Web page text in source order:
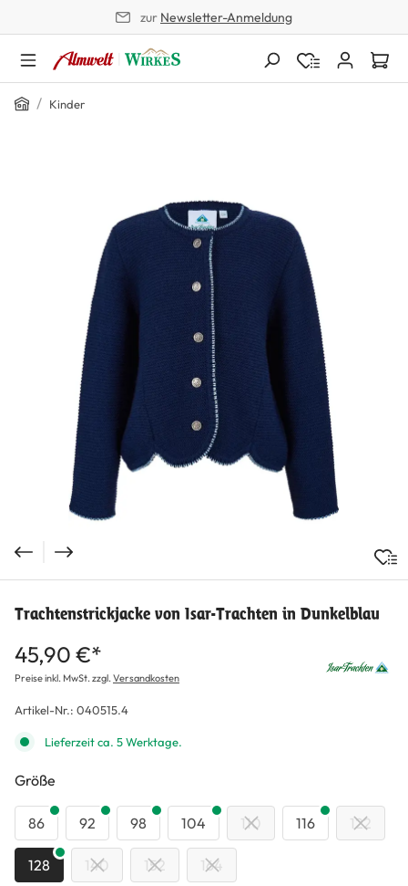
zur Newsletter-Anmeldung
Home
/ Kinder
Trachtenstrickjacke von Isar-Trachten in Dunkelblau
45,90 €*
Preise inkl. MwSt. zzgl.Versandkosten
Artikel-Nr.: 040515.4
Lieferzeit ca. 5 Werktage.
Größe
86 92 98 104 110 116 122
128 140 152 164